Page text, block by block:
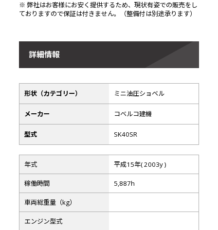
※ 弊社はお客様にお安く提供するため、現状有姿での販売をし
ておりますので保証は付きません。（整備付は別途承ります）
詳細情報
形状（カテゴリー） ミニ油圧ショベル
メーカー コベルコ建機
型式 SK40SR
年式 平成15年( 2003y )
稼働時間 5,887h
車両総重量（kg）
エンジン型式